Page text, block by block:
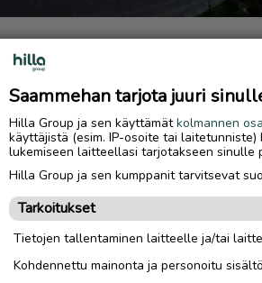
kotia renkaat pari vuotta vanhat
Vanteet ja renkaat
16"
4
Saammehan tarjota juuri
Hilla Group ja sen käyttämätkolmannen
käyttäjistä (esim. IP-osoite tai
lukemiseen laitteellasi tarjotakseen sinulle
Hilla Group ja sen kumppanit tarvitsevat
Tarkoitukset
Tietojen tallentaminen laitteelle ja/tai
Kohdennettu mainonta ja personoitu